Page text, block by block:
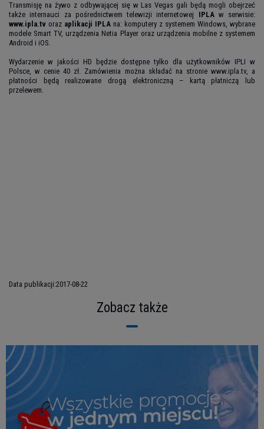
Transmisję na żywo z odbywającej się w Las Vegas gali będą mogli obejrzeć
także internauci za pośrednictwem telewizji internetowej IPLAw serwisie:
www.ipla.tv oraz aplikacji IPLA na: komputery z systemem Windows, wybrane
modele Smart TV, urządzenia Netia Player oraz urządzenia mobilne z systemem
Android i iOS.
Wydarzenie w jakości HD będzie dostępne tylko dla użytkowników IPLI w
Polsce, w cenie 40 zł. Zamówienia można składać na stronie www.ipla.tv, a
płatności będą realizowane drogą elektroniczną – kartą płatniczą lub
przelewem.
Data publikacji:2017-08-22
Zobacz także